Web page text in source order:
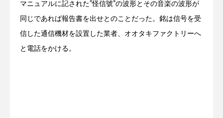
マニュアルに記された”怪信號”の波形とその音楽の波形が
同じであれば報告書を出せとのことだった。銘は信号を受
信した通信機材を設置した業者、オオタキファクトリーへ
と電話をかける。